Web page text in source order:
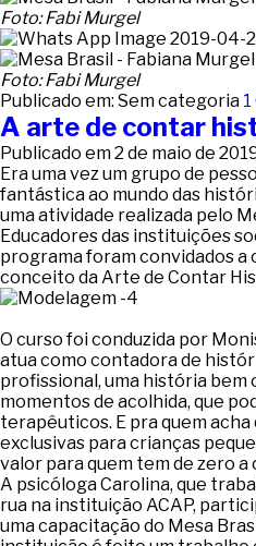
Foto: Fabi Murgel
Foto: Fabi Murgel
Publicado em: Sem categoria
A arte de contar
Publicado em2 de maio de
Era uma vez um grupo de
fantástica ao mundo das
uma atividade realizada pelo
Educadores das instituições
programa foram convidados a
conceito da Arte de Contar
O curso foi conduzida por
atua como contadora de
profissional, uma história
momentos de acolhida, que
terapêuticos. E pra quem acha
exclusivas para crianças
valor para quem tem de zero a
A psicóloga Carolina, que
rua na instituição ACAP,
uma capacitação do Mesa